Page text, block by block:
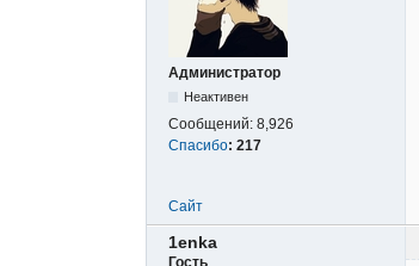
Администратор
Неактивен
Сообщений: 8,926
Спасибо: 217
Сайт
1enka